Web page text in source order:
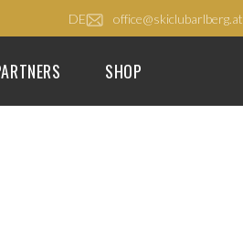
DE office@skiclubarlberg.at
SHOP